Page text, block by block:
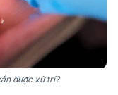
được xử trí?